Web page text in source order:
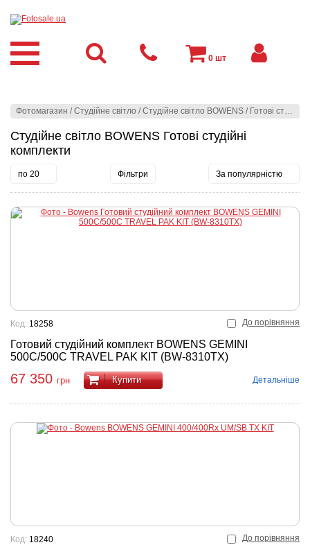
Фотомагазин /Студійне світло /Студійне світло BOWENS / Готові студійні комплекти
Студійне світло BOWENS Готові студійні
комплекти
по 20 Фільтри За популярністю
До порівняння
Готовий студійний комплект BOWENS GEMINI
500C/500C TRAVEL PAK KIT (BW-8310TX)
Код: 18258
67 350 грн Купити Детальніше
До порівняння
Код: 18240
0 шт